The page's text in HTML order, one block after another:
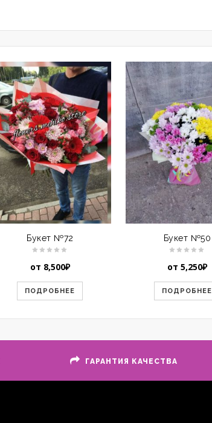
Букет №72
от 8,500₽
ПОДРОБНЕЕ
Букет №50
от 5,250₽
ПОДРОБНЕЕ
ГАРАНТИЯ КАЧЕСТВА